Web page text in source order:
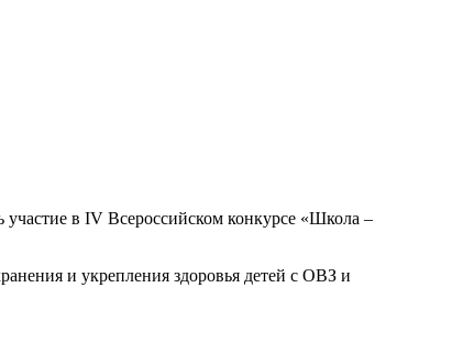
в IV Всероссийском конкурсе «Школа –
и укрепления здоровья детей с ОВЗ и